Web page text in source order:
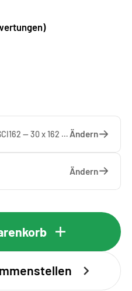
Fachverteilung | WSCI162 — 30 x 162 x 40 cm Ändern
Ändern